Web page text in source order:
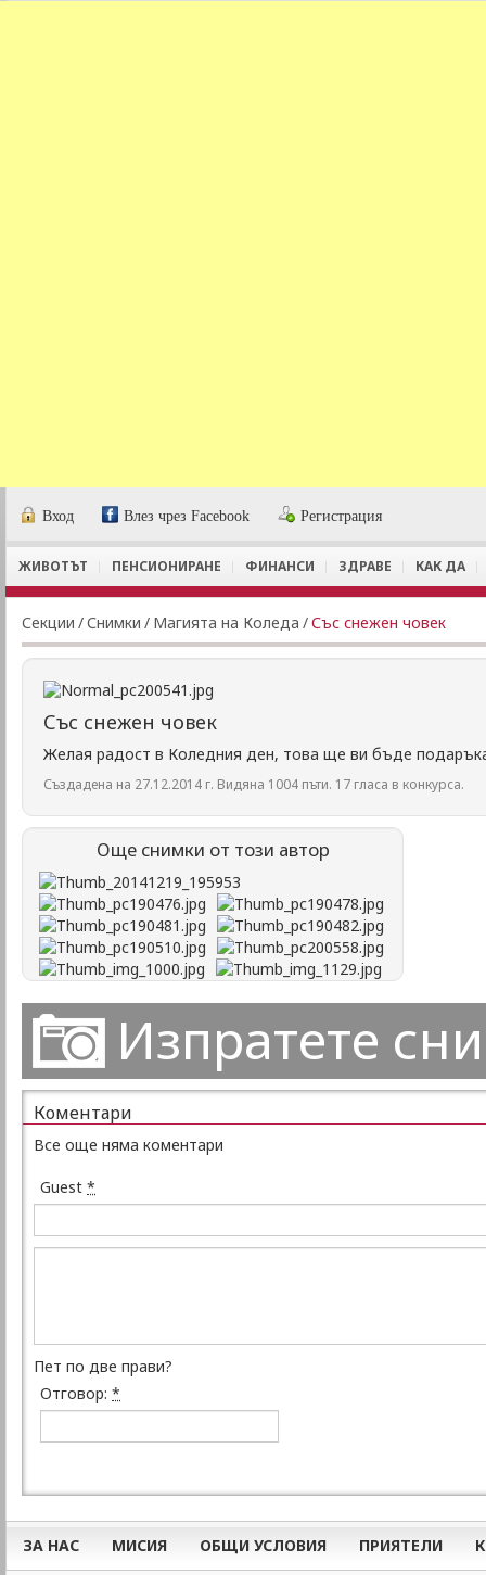
Вход Влез чрез Facebook Регистрация
ЖИВОТЪТ ПЕНСИОНИРАНЕ ФИНАНСИ ЗДРАВЕ КАК ДА
Секции /Снимки / Магията на Коледа /Със снежен човек
Със снежен човек
Желая радост в Коледния ден, това ще ви бъде
Създадена на 27.12.2014 г. Видяна 1004 пъти. 17 гласа в конкурса.
Още снимки от този автор
Изпратете
Коментари
Все още няма коментари
Guest *
Пет по две прави?
Отговор: *
ЗА НАС МИСИЯ ОБЩИ УСЛОВИЯ ПРИЯТЕЛИ